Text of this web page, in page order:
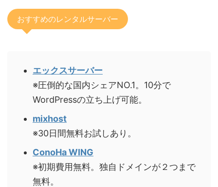
おすすめのレンタルサーバー
エックスサーバー
※圧倒的な国内シェアNO.1。10分で
WordPressの立ち上げ可能。
mixhost
※30日間無料お試しあり。
ConoHa WING
※初期費用無料。独自ドメインが２つまで
無料。